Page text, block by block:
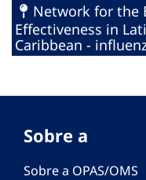
Network for the
Effectiveness in
Caribbean -
Sobre a
Sobre a OPAS/OMS